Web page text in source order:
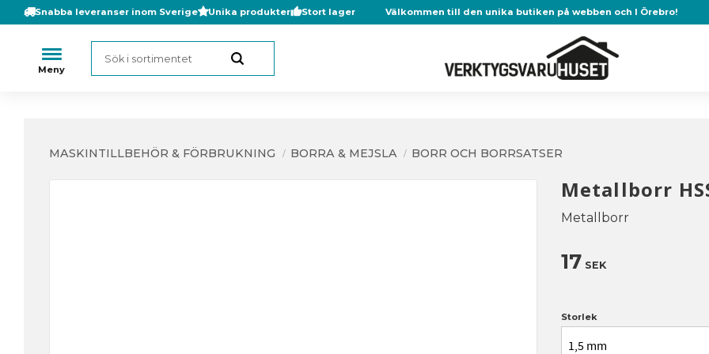
Snabba leveranser inom Sverige Unika produkter Stort lager Välkommen till den unika butiken på webben och I Örebro!
MASKINTILLBEHÖR & FÖRBRUKNING BORRA & MEJSLA BORR OCH BORRSATSER
Metallborr
Metallborr
17 SEK
Storlek
1,5 mm